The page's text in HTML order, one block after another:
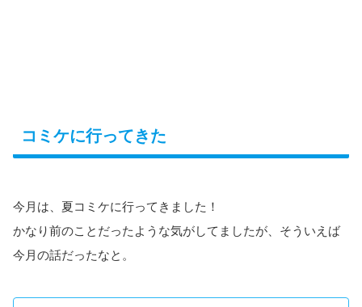
コミケに行ってきた
今月は、夏コミケに行ってきました！
かなり前のことだったような気がしてましたが、そういえば
今月の話だったなと。